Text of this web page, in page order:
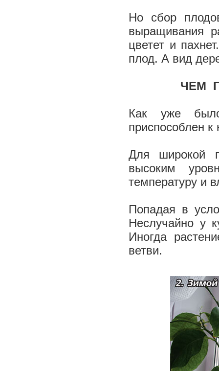
Но сбор
выращивания
цветет и
плод. А вид
ЧЕМ
Как уже
приспособлен
Для широкой
высоким
температуру и
Попадая в
Неслучайно у
Иногда
ветви.